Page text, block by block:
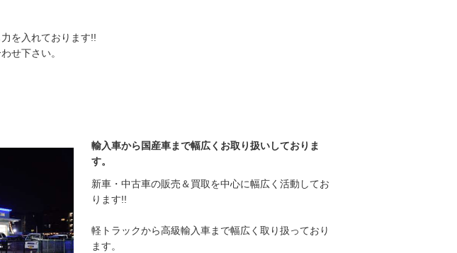
を入れております!!
せ下さい。
輸入車から国産車まで幅広くお取り扱いしておりま
す。
新車・中古車の販売＆買取を中心に幅広く活動してお
ります!!
軽トラックから高級輸入車まで幅広く取り扱っており
ます。